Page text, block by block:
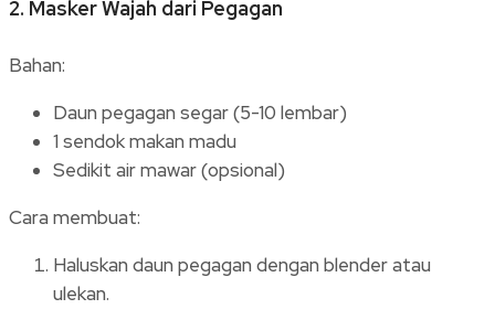
2. Masker Wajah dari Pegagan
Bahan:
Daun pegagan segar (5-10 lembar)
1 sendok makan madu
Sedikit air mawar (opsional)
Cara membuat:
Haluskan daun pegagan dengan blender atau
ulekan.